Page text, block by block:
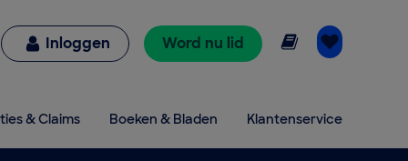
Inloggen Word nu lid Online lezen
& Claims Boeken & Bladen Klantenservice